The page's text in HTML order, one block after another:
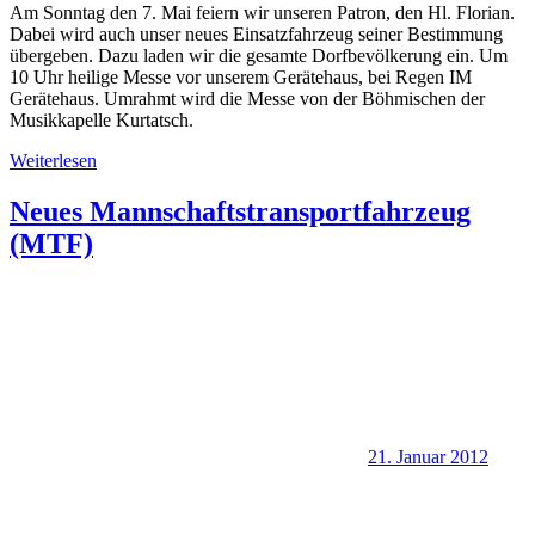
Am Sonntag den 7. Mai feiern wir unseren Patron, den Hl. Florian.
Dabei wird auch unser neues Einsatzfahrzeug seiner Bestimmung
übergeben. Dazu laden wir die gesamte Dorfbevölkerung ein. Um
10 Uhr heilige Messe vor unserem Gerätehaus, bei Regen IM
Gerätehaus. Umrahmt wird die Messe von der Böhmischen der
Musikkapelle Kurtatsch.
Weiterlesen
Neues Mannschaftstransportfahrzeug
(MTF)
21. Januar 2012